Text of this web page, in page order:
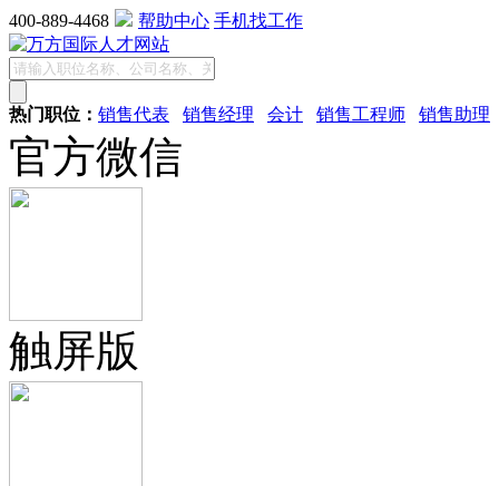
400-889-4468 帮助中心 手机找工作
热门职位： 销售代表 销售经理 会计 销售工程师 销售助理
官方微信
触屏版